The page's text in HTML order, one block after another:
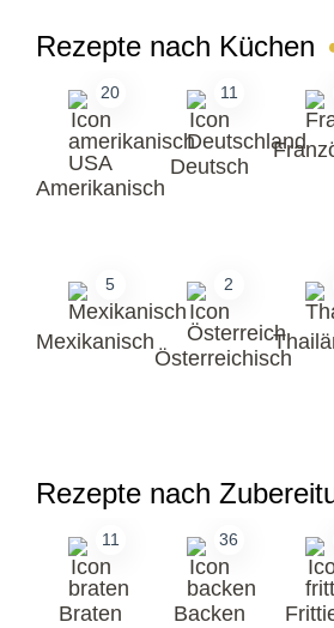
Rezepte nach Küchen
20
Amerikanisch
11
Deutsch
5
Mexikanisch
2
Österreichisch
Rezepte nach
11
Braten
36
Backen